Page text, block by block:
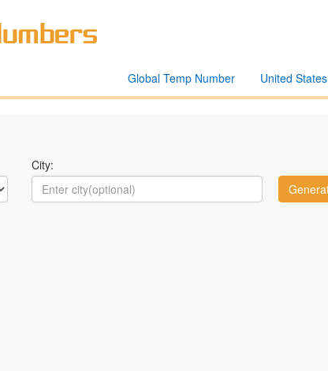
United States
Global Temp Number
City: